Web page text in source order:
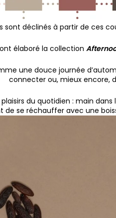
sont déclinés à partir de ces
élaboré la collection
une douce journée
connecter ou, mieux encore,
du quotidien : main
de se réchauffer avec une